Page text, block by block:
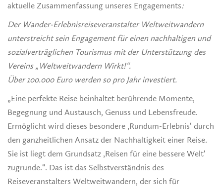
aktuelle Zusammenfassung unseres Engagements:
Der Wander-Erlebnisreiseveranstalter Weltweitwandern
unterstreicht sein Engagement für einen nachhaltigen und
sozialverträglichen Tourismus mit der Unterstützung des
Vereins „Weltweitwandern Wirkt!“.
Über 100.000 Euro werden so pro Jahr investiert.
„Eine perfekte Reise beinhaltet berührende Momente,
Begegnung und Austausch, Genuss und Lebensfreude.
Ermöglicht wird dieses besondere ‚Rundum-Erlebnis‘ durch
den ganzheitlichen Ansatz der Nachhaltigkeit einer Reise.
Sie ist liegt dem Grundsatz ‚Reisen für eine bessere Welt‘
zugrunde.“. Das ist das Selbstverständnis des
Reiseveranstalters Weltweitwandern, der sich für